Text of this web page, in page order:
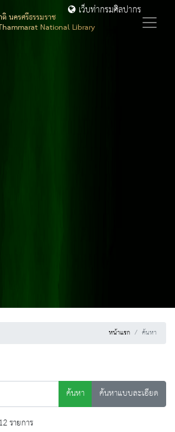
นครศรีธรรมราช
National Library
เว็บท่ากรมศิลปากร
หน้าแรก ค้นหา
ค้นหา
ค้นหาแบบละเอียด
รายการ